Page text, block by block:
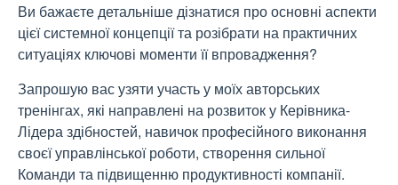
Ви бажаєте детальніше дізнатися про основні аспекти
цієї системної концепції та розібрати на практичних
ситуаціях ключові моменти її впровадження?
Запрошую вас узяти участь у моїх авторських
тренінгах, які направлені на розвиток у Керівника-
Лідера здібностей, навичок професійного виконання
своєї управлінської роботи, створення сильної
Команди та підвищенню продуктивності компанії.